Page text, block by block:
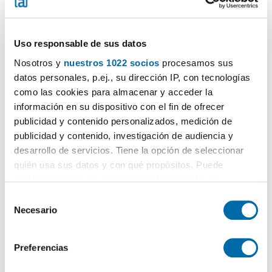
Uso responsable de sus datos
Nosotros y nuestros 1022 socios procesamos sus
datos personales, p.ej., su dirección IP, con tecnologías
como las cookies para almacenar y acceder la
información en su dispositivo con el fin de ofrecer
publicidad y contenido personalizados, medición de
publicidad y contenido, investigación de audiencia y
desarrollo de servicios. Tiene la opción de seleccionar
quién usa sus datos y con qué propósitos. Puede
el Menú de consentimiento.
Recopilar información sobre su ubicación geográfica
Necesario
Preferencias
800€
107m 4 Zi. 2 Badezimmer
Casco urbano, Nueva Cartagena-Mediterráneo-Media Sala,
Anrufen
Kontaktieren
PREMIUM Máx. 10km